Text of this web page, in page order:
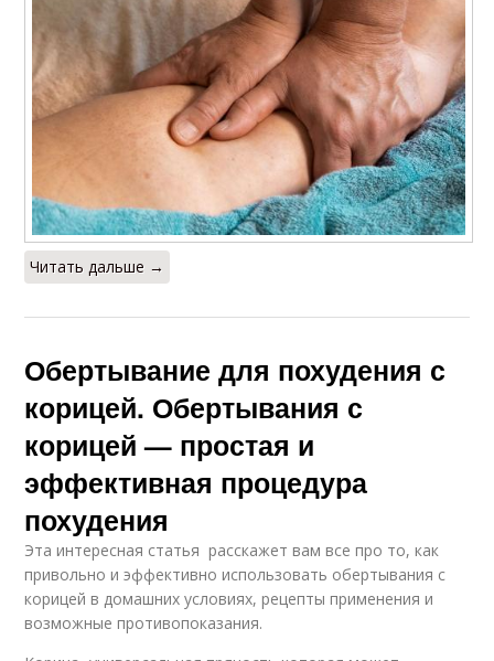
Читать дальше →
Обертывание для похудения с
корицей. Обертывания с
корицей — простая и
эффективная процедура
похудения
Эта интересная статья расскажет вам все про то, как
привольно и эффективно использовать обертывания с
корицей в домашних условиях, рецепты применения и
возможные противопоказания.